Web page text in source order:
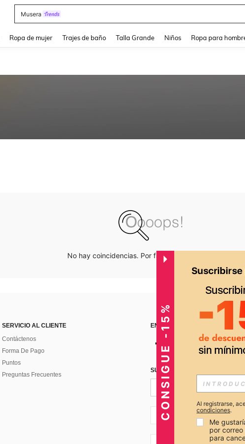
Musera
Ropa de mujer Trajes de baño Talla Grande Niños Ropa para
No hay coincidencias. Por favor inténtalo de nuevo.
SERVICIO AL CLIENTE
Contáctenos
Forma De Pago
Puntos
Preguntas Frecuentes
ENCUÉNTRANOS EN
SUSCRÍBETE PARA RECIBIR
PE + 51
CONSIGUE -15% Al registrarse,
condiciones.
Me
por correo
para